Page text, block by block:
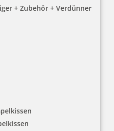
+ Zubehör + Verdünner
mit Akku
€